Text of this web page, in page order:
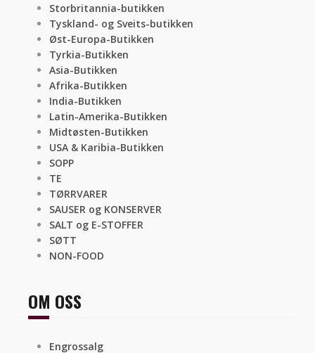
Storbritannia-butikken
Tyskland- og Sveits-butikken
Øst-Europa-Butikken
Tyrkia-Butikken
Asia-Butikken
Afrika-Butikken
India-Butikken
Latin-Amerika-Butikken
Midtøsten-Butikken
USA & Karibia-Butikken
SOPP
TE
TØRRVARER
SAUSER og KONSERVER
SALT og E-STOFFER
SØTT
NON-FOOD
OM OSS
Engrossalg